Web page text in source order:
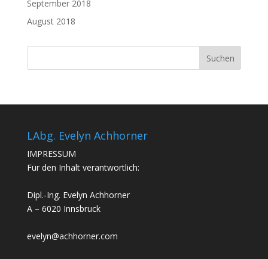
September 2018
August 2018
LAbg. Evelyn Achhorner
IMPRESSUM
Für den Inhalt verantwortlich:
Dipl.-Ing. Evelyn Achhorner
A – 6020 Innsbruck
evelyn@achhorner.com